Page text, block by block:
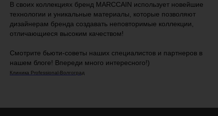
В своих коллекциях бренд MARCCAIN использует новейшие
технологии и уникальные материалы, которые позволяют
дизайнерам бренда создавать неповторимые коллекции,
отличающиеся высоким качеством!
Смотрите бьюти-советы наших специалистов и партнеров в
нашем блоге! Впереди много интересного!)
Клиника Professional-Волгоград